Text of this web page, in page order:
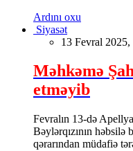
Ardını oxu
Siyasət
13 Fevral 2025,
Məhkəmə
etməyib
Fevralın 13-də
Bəylərqızının
qərarından müdafiə